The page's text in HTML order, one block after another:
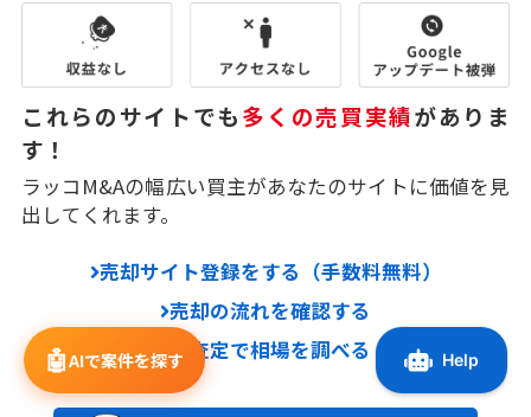
これらのサイトでも多くの売買実績がありま
す！
ラッコM&Aの幅広い買主があなたのサイトに価値を見
出してくれます。
売却サイト登録をする（手数料無料）
売却の流れを確認する
サイト自動査定で相場を調べる（無料）
🤖AIで案件を探す